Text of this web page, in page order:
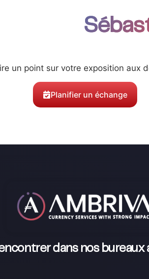
un point sur votre exposition aux
Planifier un échange
dans nos bureaux